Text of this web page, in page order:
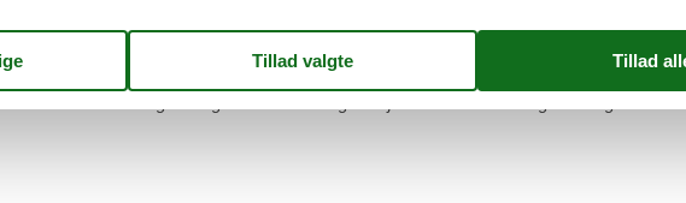
sommerhus Odense